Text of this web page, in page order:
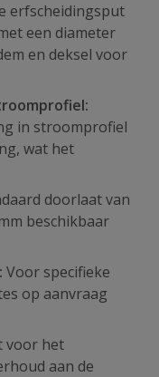
erfscheidingsput
een diameter
en deksel voor
in stroomprofiel
wat het
doorlaat van
beschikbaar
Voor specifieke
op aanvraag
voor het
aan de